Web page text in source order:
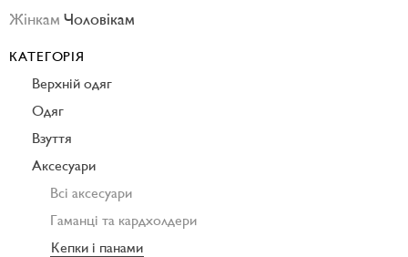
Жінкам Чоловікам
КАТЕГОРІЯ
Верхній одяг
Одяг
Взуття
Аксесуари
Всі аксесуари
Гаманці та кардхолдери
Кепки і панами